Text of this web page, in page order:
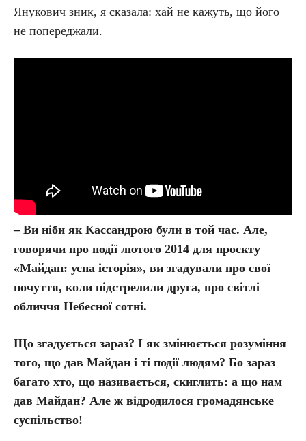
Янукович зник, я сказала: хай не кажуть, що його
не попереджали.
– Ви ніби як Кассандрою були в той час. Але,
говорячи про події лютого 2014 для проєкту
«Майдан: усна історія», ви згадували про свої
почуття, коли підстрелили друга, про світлі
обличчя Небесної сотні.
Що згадується зараз? І як змінюється розуміння
того, що дав Майдан і ті події людям? Бо зараз
багато хто, що називається, скиглить: а що нам
дав Майдан? Але ж відродилося громадянське
суспільство!